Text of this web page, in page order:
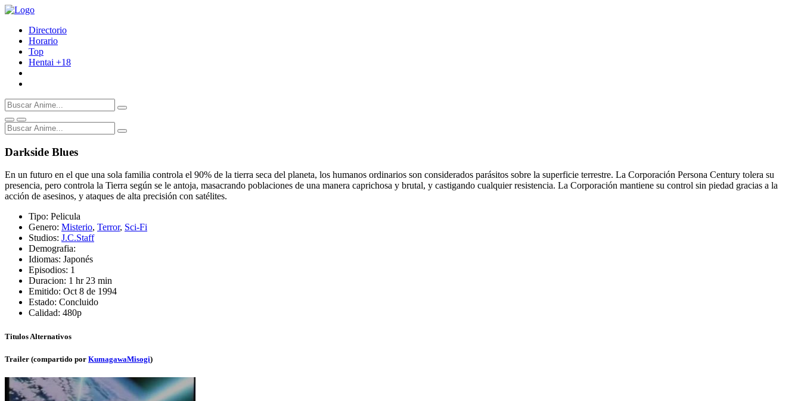
Directorio
Horario
Top
Hentai +18
Darkside Blues
En un futuro en el que una sola familia controla el 90% de la tierra seca del planeta, los humanos ordinarios son considerados parásitos sobre la superficie terrestre. La Corporación Persona Century tolera su
presencia, pero controla la Tierra según se le antoja, masacrando poblaciones de una manera caprichosa y brutal, y castigando cualquier resistencia. La Corporación mantiene su control sin piedad gracias a la
acción de asesinos, y ataques de alta precisión con satélites.
Tipo: Pelicula
Genero: Misterio, Terror, Sci-Fi
Studios: J.C.Staff
Demografia:
Idiomas: Japonés
Episodios: 1
Duracion: 1 hr 23 min
Emitido: Oct 8 de 1994
Estado: Concluido
Calidad: 480p
Titulos Alternativos
Trailer (compartido por KumagawaMisogi)